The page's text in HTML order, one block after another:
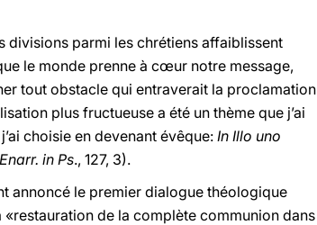
divisions parmi les chrétiens affaiblissent
le monde prenne à cœur notre message,
tout obstacle qui entraverait la proclamation
plus fructueuse a été un thème que j’ai
choisie en devenant évêque: In Illo uno
Enarr. in Ps., 127, 3).
annoncé le premier dialogue théologique
de la complète communion dans